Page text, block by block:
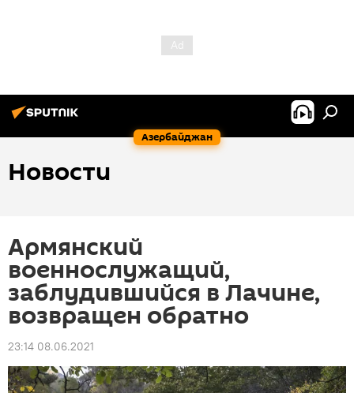
Азербайджан
Новости
Армянский
военнослужащий,
заблудившийся в Лачине,
возвращен обратно
23:14 08.06.2021